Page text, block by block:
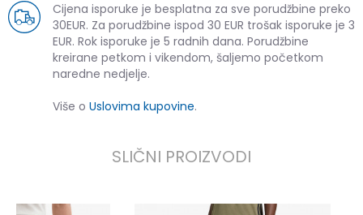
Cijena isporuke je besplatna za sve porudžbine preko
30EUR. Za porudžbine ispod 30 EUR trošak isporuke je 3
EUR. Rok isporuke je 5 radnih dana. Porudžbine
kreirane petkom i vikendom, šaljemo početkom
naredne nedjelje.
Više o Uslovima kupovine.
SLIČNI PROIZVODI